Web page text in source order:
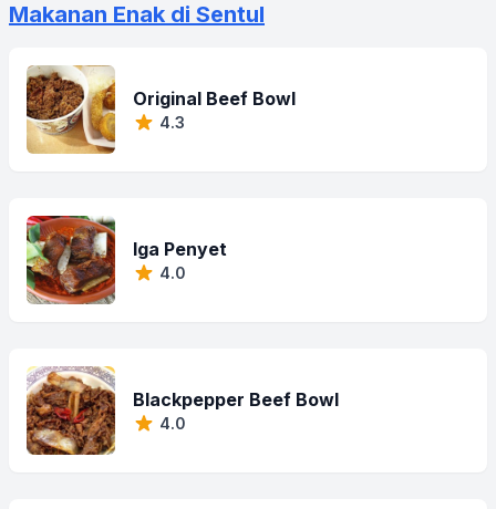
Makanan Enak di Sentul
Original Beef Bowl
4.3
Iga Penyet
4.0
Blackpepper Beef Bowl
4.0